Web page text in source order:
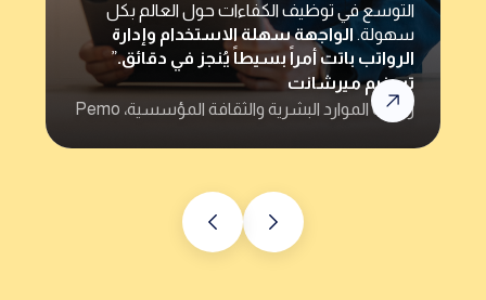
تسهيلاً كبيراً — بنقرتين أو ثلاث وتُنجز المهمة.
والأهم أنها تُزيل أي مخاطر امتثال قد نواجهها
وتختصر عمليات التحقق الطويلة.”
رفيق
رئيس الموارد البشرية @Rizek